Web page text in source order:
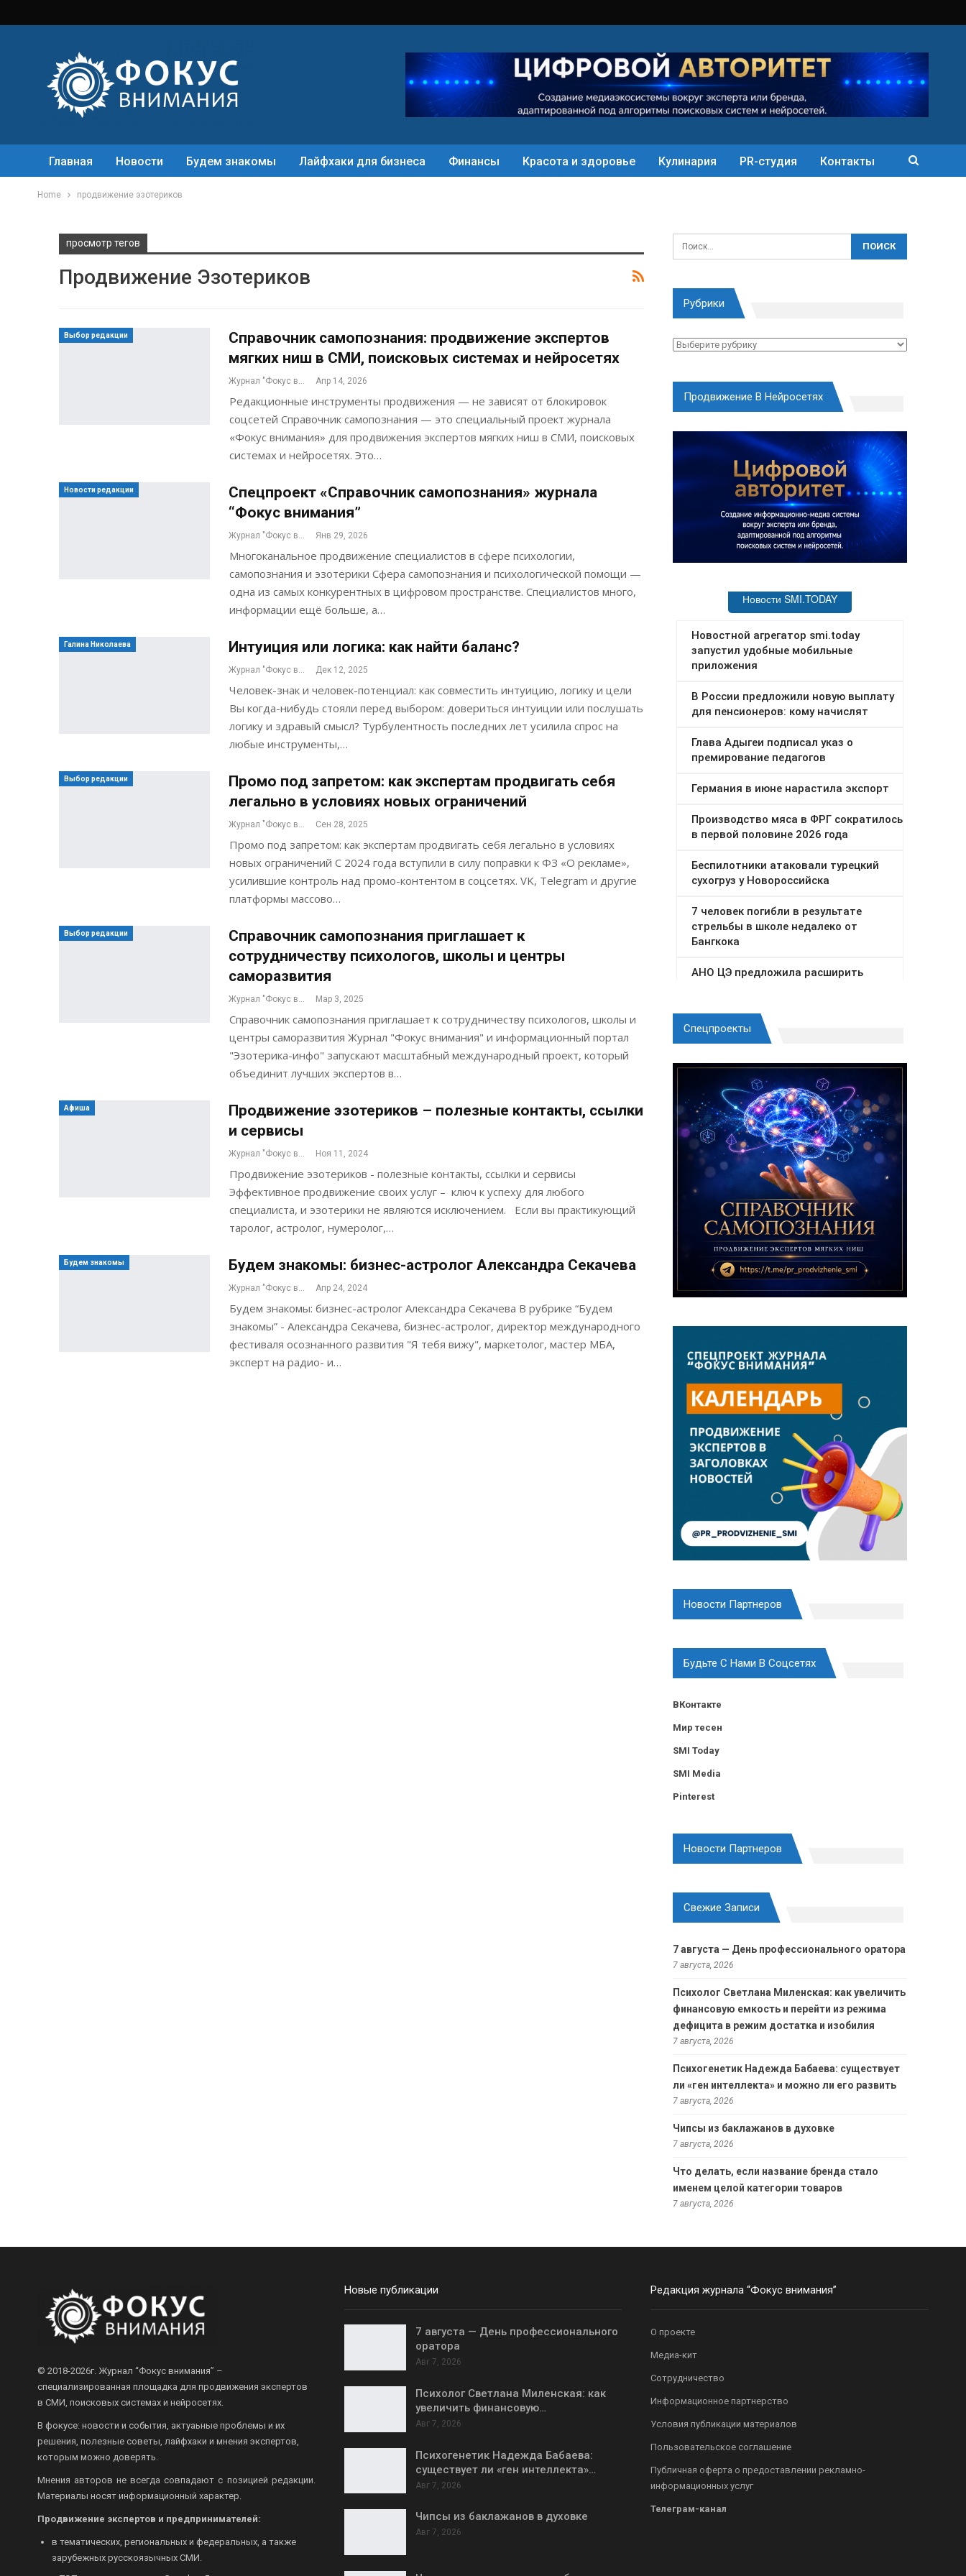
Главная Новости Будем знакомы Лайфхаки для бизнеса Финансы Красота и здоровье Кулинария PR-студия Контакты
Home продвижение эзотериков
просмотр тегов
Продвижение Эзотериков
Выбор редакции
Справочник самопознания: продвижение экспертов
мягких ниш в СМИ, поисковых системах и нейросетях
Журнал "Фокус внимания" Апр 14, 2026
Редакционные инструменты продвижения — не зависят от блокировок
соцсетей Справочник самопознания — это специальный проект журнала
«Фокус внимания» для продвижения экспертов мягких ниш в СМИ, поисковых
системах и нейросетях. Это…
Новости редакции
Спецпроект «Справочник самопознания» журнала
“Фокус внимания”
Журнал "Фокус внимания" Янв 29, 2026
Многоканальное продвижение специалистов в сфере психологии,
самопознания и эзотерики Сфера самопознания и психологической помощи —
одна из самых конкурентных в цифровом пространстве. Специалистов много,
информации ещё больше, а…
Галина Николаева Интуиция или логика: как найти баланс?
Журнал "Фокус внимания" Дек 12, 2025
Человек-знак и человек-потенциал: как совместить интуицию, логику и цели
Вы когда-нибудь стояли перед выбором: довериться интуиции или послушать
логику и здравый смысл? Турбулентность последних лет усилила спрос на
любые инструменты,…
Выбор редакции
Промо под запретом: как экспертам продвигать себя
легально в условиях новых ограничений
Журнал "Фокус внимания" Сен 28, 2025
Промо под запретом: как экспертам продвигать себя легально в условиях
новых ограничений С 2024 года вступили в силу поправки к ФЗ «О рекламе»,
усилившие контроль над промо-контентом в соцсетях. VK, Telegram и другие
платформы массово…
Выбор редакции
Справочник самопознания приглашает к
сотрудничеству психологов, школы и центры
саморазвития
Журнал "Фокус внимания" Мар 3, 2025
Справочник самопознания приглашает к сотрудничеству психологов, школы и
центры саморазвития Журнал "Фокус внимания" и информационный портал
"Эзотерика-инфо" запускают масштабный международный проект, который
объединит лучших экспертов в…
Афиша
Продвижение эзотериков – полезные контакты, ссылки
и сервисы
Журнал "Фокус внимания" Ноя 11, 2024
Продвижение эзотериков - полезные контакты, ссылки и сервисы
Эффективное продвижение своих услуг – ключ к успеху для любого
специалиста, и эзотерики не являются исключением. Если вы практикующий
таролог, астролог, нумеролог,…
Будем знакомы Будем знакомы: бизнес-астролог Александра Секачева
Журнал "Фокус внимания" Апр 24, 2024
Будем знакомы: бизнес-астролог Александра Секачева В рубрике “Будем
знакомы” - Александра Секачева, бизнес-астролог, директор международного
фестиваля осознанного развития "Я тебя вижу", маркетолог, ‌мастер МБА,
эксперт на радио- и…
Рубрики
Рубрики
Продвижение В Нейросетях
Спецпроекты
Новости Партнеров
Будьте С Нами В Соцсетях
ВКонтакте
Мир тесен
SMI Today
SMI Media
Pinterest
Новости Партнеров
Свежие Записи
7 августа — День профессионального оратора
7 августа, 2026
Психолог Светлана Миленская: как увеличить
финансовую емкость и перейти из режима
дефицита в режим достатка и изобилия
7 августа, 2026
Психогенетик Надежда Бабаева: существует
ли «ген интеллекта» и можно ли его развить
7 августа, 2026
Чипсы из баклажанов в духовке
7 августа, 2026
Что делать, если название бренда стало
именем целой категории товаров
7 августа, 2026
© 2018-2026г. Журнал “Фокус внимания” –
специализированная площадка для продвижения экспертов
в СМИ, поисковых системах и нейросетях.
В фокусе: новости и события, актуаьные проблемы и их
решения, полезные советы, лайфхаки и мнения экспертов,
которым можно доверять.
Мнения авторов не всегда совпадают с позицией редакции.
Материалы носят информационный характер.
Продвижение экспертов и предпринимателей:
в тематических, региональных и федеральных, а также
зарубежных русскоязычных СМИ.
Новые публикации
7 августа — День профессионального
оратора
Авг 7, 2026
Психолог Светлана Миленская: как
увеличить финансовую…
Авг 7, 2026
Психогенетик Надежда Бабаева:
существует ли «ген интеллекта»…
Авг 7, 2026
Чипсы из баклажанов в духовке
Авг 7, 2026
Редакция журнала “Фокус внимания”
О проекте
Медиа-кит
Сотрудничество
Информационное партнерство
Условия публикации материалов
Пользовательское соглашение
Публичная оферта о предоставлении рекламно-
информационных услуг
Телеграм-канал